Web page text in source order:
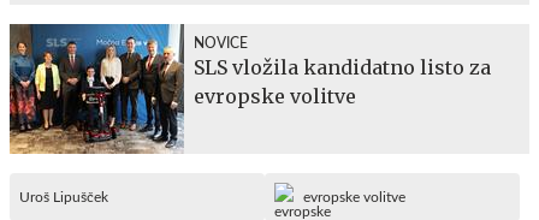
NOVICE
SLS vložila kandidatno listo za
evropske volitve
Uroš Lipušček evropske volitve